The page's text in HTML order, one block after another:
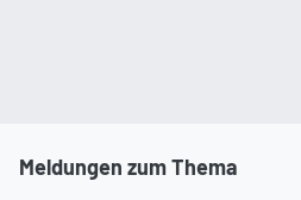
Meldungen zum Thema